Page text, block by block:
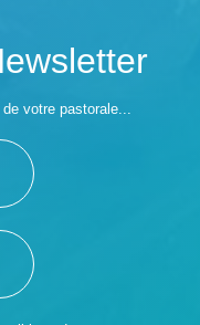
votre pastorale...